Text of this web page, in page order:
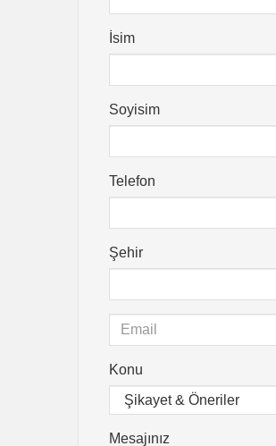
İsim
Soyisim
Telefon
Şehir
Konu
Mesajınız